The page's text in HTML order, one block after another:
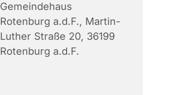
Gemeindehaus
Rotenburg a.d.F., Martin-
Luther Straße 20, 36199
Rotenburg a.d.F.